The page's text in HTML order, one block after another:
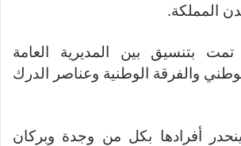
المملكة.
تمت بتنسيق بين المديرية العامة
والفرقة الوطنية وعناصر الدرك
ينحدر أفرادها بكل من وجدة وبركان